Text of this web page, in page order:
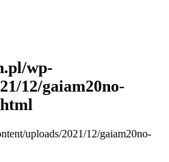
wp-
12/gaiam20no-